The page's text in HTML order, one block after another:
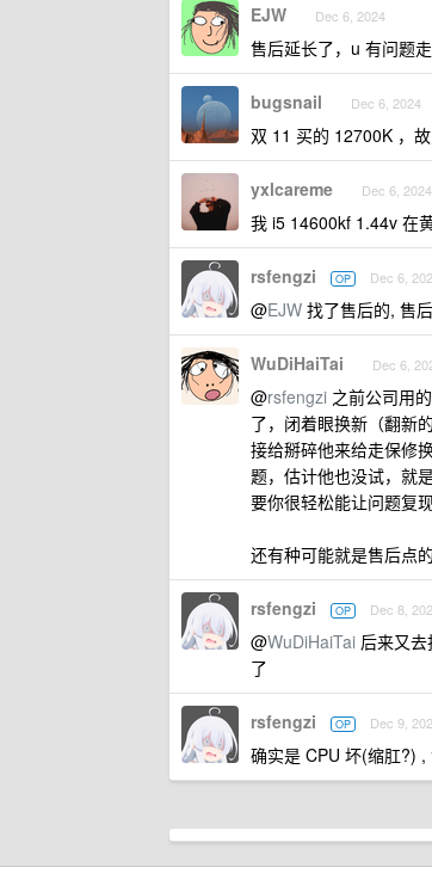
EJW Dec 6, 2024
售后延长了，u 有问题
bugsnail Dec 6, 2024
双 11 买的 12700K ，
yxlcareme Dec 6, 2024
我 i5 14600kf 1.44v 在
rsfengzi OP Dec 6,
@EJW 找了售后的, 售
WuDiHaiTai Dec 6,
@rsfengzi 之前公司用
了，闭着眼换新（翻新
接给掰碎他来给走保修
题，估计他也没试，就
要你很轻松能让问题复现
还有种可能就是售后点的
rsfengzi OP Dec 8,
@WuDiHaiTai 后来又
了
rsfengzi OP Dec 9,
确实是 CPU 坏(缩肛?)